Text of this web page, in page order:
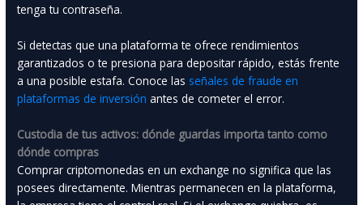
tenga tu contraseña.
Si detectas que una plataforma te ofrece rendimientos
garantizados o te presiona para depositar rápido, estás frente
a una posible estafa. Conoce las señales de fraude en
plataformas de inversión antes de cometer el error.
Custodia de tus activos: dónde guardas importa tanto como
dónde compras
Comprar criptomonedas en un exchange no significa que las
posees directamente. Mientras permanecen en la plataforma,